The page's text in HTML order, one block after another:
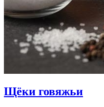
Щёки говяжьи